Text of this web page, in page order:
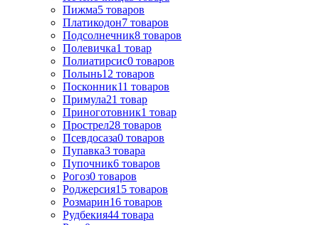
Пижма5 товаров
Платикодон7 товаров
Подсолнечник8 товаров
Полевичка1 товар
Полиатирсис0 товаров
Полынь12 товаров
Посконник11 товаров
Примула21 товар
Приноготовник1 товар
Прострел28 товаров
Псевдосаза0 товаров
Пупавка3 товара
Пупочник6 товаров
Рогоз0 товаров
Роджерсия15 товаров
Розмарин16 товаров
Рудбекия44 товара